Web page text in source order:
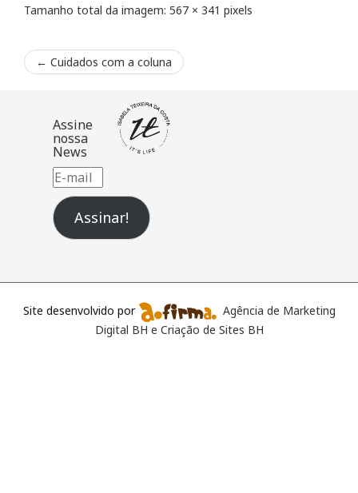
Tamanho total da imagem: 567 × 341 pixels
← Cuidados com a coluna
Assine
nossa
News
E-
mail
Assinar!
Site desenvolvido por
Agência de Marketing
Digital BH e Criação de Sites BH